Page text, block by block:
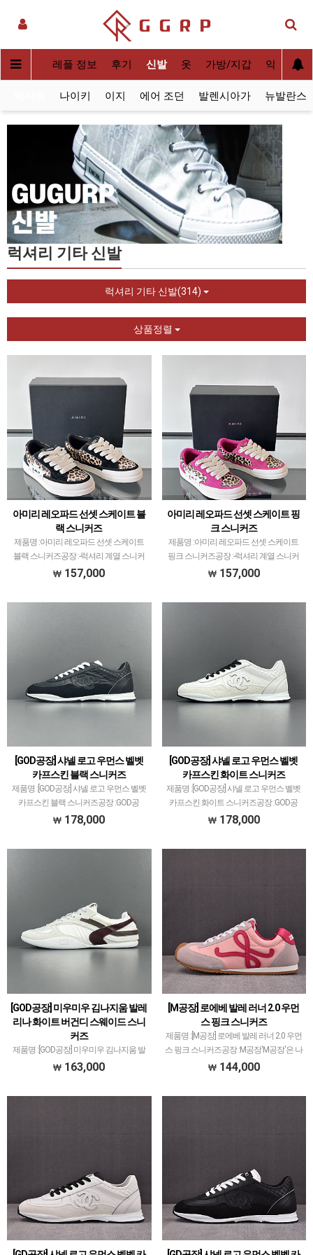
사[QC] 레플 정보 후기 신발 옷 가방/지갑 악세사리
나이키 이지 에어 조던 발렌시아가 뉴발란스
럭셔리 기타 신발
럭셔리 기타 신발(314)
상품정렬
아미리 레오파드 선셋 스케이트 블
랙 스니커즈
제품명 :아미리 레오파드 선셋 스케이트
블랙 스니커즈공장 :-​럭셔리 계열 스니커
즈는 메이저 공장에서 취급되는 모델 많이
157,000
아미리 레오파드 선셋 스케이트 핑
크 스니커즈
제품명 :아미리 레오파드 선셋 스케이트
핑크 스니커즈공장 :-​럭셔리 계열 스니커
즈는 메이저 공장에서 취급되는 모델 많이
157,000
[GOD공장] 샤넬 로고 우먼스 벨벳
카프스킨 블랙 스니커즈
제품명 :[GOD공장] 샤넬 로고 우먼스 벨벳
카프스킨 블랙 스니커즈공장 :GOD공
장'PK공장'은 스니커즈 메이저 공장중에
178,000
[GOD공장] 샤넬 로고 우먼스 벨벳
카프스킨 화이트 스니커즈
제품명 :[GOD공장] 샤넬 로고 우먼스 벨벳
카프스킨 화이트 스니커즈공장 :GOD공
장'PK공장'은 스니커즈 메이저 공장중에
178,000
[GOD공장] 미우미우 김나지움 발레
리나 화이트 버건디 스웨이드 스니
커즈
제품명 :[GOD공장] 미우미우 김나지움 발
레리나 화이트 버건디 스웨이드 스니커즈
163,000
[M공장] 로에베 발레 러너 2.0 우먼
스 핑크 스니커즈
제품명 :[M공장] 로에베 발레 러너 2.0 우먼
스 핑크 스니커즈공장 :M공장'M공장'은 나
이키 덩크 로우 35주년 기념으로 시작해
144,000